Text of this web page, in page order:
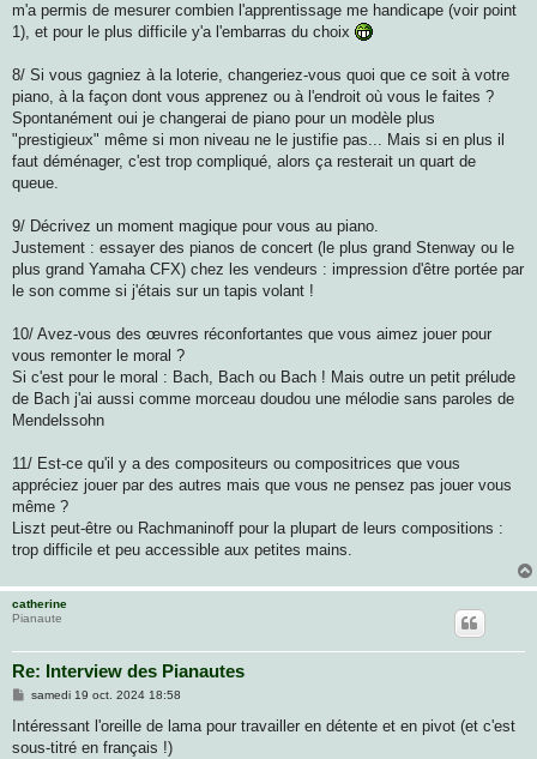
m'a permis de mesurer combien l'apprentissage me handicape (voir point
1), et pour le plus difficile y'a l'embarras du choix
8/ Si vous gagniez à la loterie, changeriez-vous quoi que ce soit à votre
piano, à la façon dont vous apprenez ou à l'endroit où vous le faites ?
Spontanément oui je changerai de piano pour un modèle plus
"prestigieux" même si mon niveau ne le justifie pas... Mais si en plus il
faut déménager, c'est trop compliqué, alors ça resterait un quart de
queue.
9/ Décrivez un moment magique pour vous au piano.
Justement : essayer des pianos de concert (le plus grand Stenway ou le
plus grand Yamaha CFX) chez les vendeurs : impression d'être portée par
le son comme si j'étais sur un tapis volant !
10/ Avez-vous des œuvres réconfortantes que vous aimez jouer pour
vous remonter le moral ?
Si c'est pour le moral : Bach, Bach ou Bach ! Mais outre un petit prélude
de Bach j'ai aussi comme morceau doudou une mélodie sans paroles de
Mendelssohn
11/ Est-ce qu'il y a des compositeurs ou compositrices que vous
appréciez jouer par des autres mais que vous ne pensez pas jouer vous
même ?
Liszt peut-être ou Rachmaninoff pour la plupart de leurs compositions :
trop difficile et peu accessible aux petites mains.
catherine
Pianaute
Re: Interview des Pianautes
M
s
a
samedi 19 oct. 2024 18:58
Intéressant l'oreille de lama pour travailler en détente et en pivot (et c'est
sous-titré en français !)